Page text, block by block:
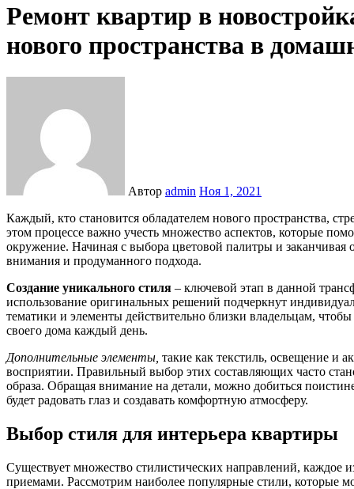
Ремонт квартир в
нового пространства в
Автор admin Ноя 1, 2021
Каждый, кто становится обладателем нового пространства, стремится сделать его уютным и стильным уголком. В
этом процессе важно учесть множество аспектов, которые
окружение. Начиная с выбора цветовой палитры и заканчивая
внимания и продуманного подхода.
Создание уникального стиля – ключевой этап в данной
использование оригинальных решений подчеркнут
тематики и элементы действительно близки владельцам,
своего дома каждый день.
Дополнительные элементы, такие как текстиль, освещение и
восприятии. Правильный выбор этих составляющих часто
образа. Обращая внимание на детали, можно добиться
будет радовать глаз и создавать комфортную атмосферу.
Выбор стиля для интерьера квартиры
Существует множество стилистических направлений, каждое
приемами. Рассмотрим наиболее популярные стили, которые